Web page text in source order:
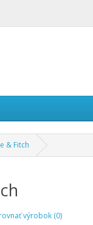
& Fitch
výrobok (0)